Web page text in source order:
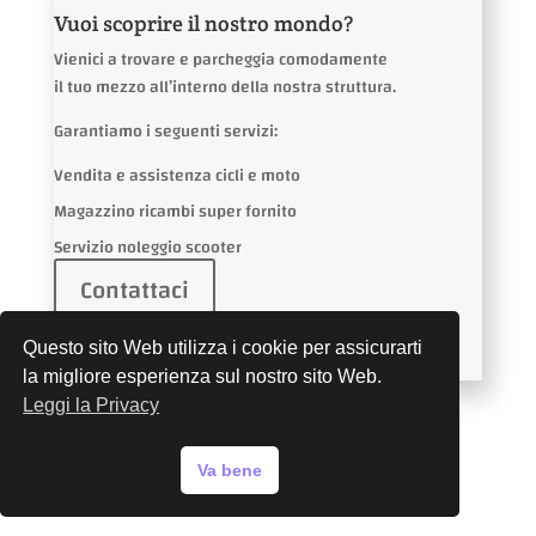
Vuoi scoprire il nostro mondo?
Vienici a trovare e parcheggia comodamente
il tuo mezzo all’interno della nostra struttura.
Garantiamo i seguenti servizi:
Vendita e assistenza cicli e moto
Magazzino ricambi super fornito
Servizio noleggio scooter
Contattaci
Questo sito Web utilizza i cookie per assicurarti
la migliore esperienza sul nostro sito Web.
Leggi la Privacy
Va bene